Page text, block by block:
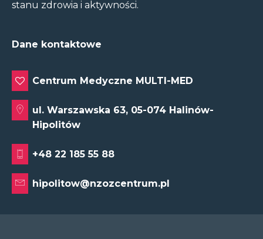
stanu zdrowia i aktywności.
Dane kontaktowe
Centrum Medyczne MULTI-MED
ul. Warszawska 63, 05-074 Halinów-
Hipolitów
+48 22 185 55 88
hipolitow@nzozcentrum.pl